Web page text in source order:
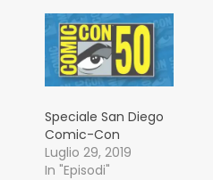
Speciale San Diego
Comic-Con
Luglio 29, 2019
In "Episodi"